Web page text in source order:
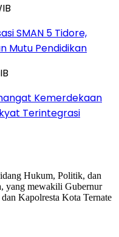
SMAN 5 Tidore,
Mutu Pendidikan
Kemerdekaan
Terintegrasi